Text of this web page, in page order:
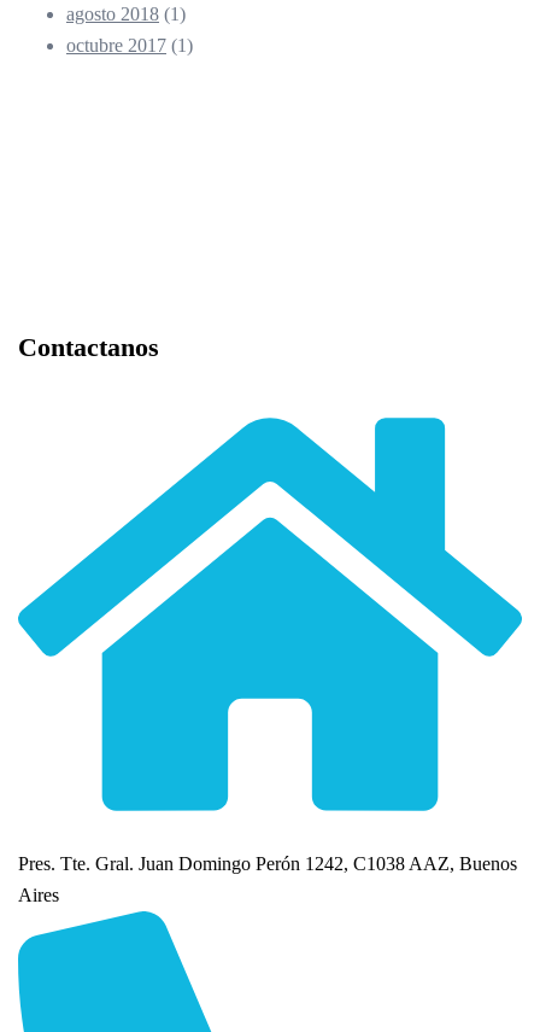
agosto 2018 (1)
octubre 2017 (1)
Contactanos
Pres. Tte. Gral. Juan Domingo Perón 1242, C1038 AAZ, Buenos
Aires